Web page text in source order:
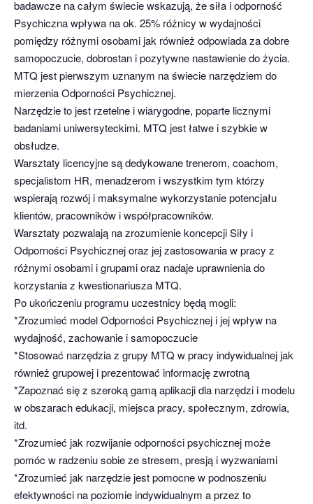
badawcze na całym świecie wskazują, że siła i odporność
Psychiczna wpływa na ok. 25% różnicy w wydajności
pomiędzy różnymi osobami jak również odpowiada za dobre
samopoczucie, dobrostan i pozytywne nastawienie do życia.
MTQ jest pierwszym uznanym na świecie narzędziem do
mierzenia Odporności Psychicznej.
Narzędzie to jest rzetelne i wiarygodne, poparte licznymi
badaniami uniwersyteckimi. MTQ jest łatwe i szybkie w
obsłudze.
Warsztaty licencyjne są dedykowane trenerom, coachom,
specjalistom HR, menadzerom i wszystkim tym którzy
wspierają rozwój i maksymalne wykorzystanie potencjału
klientów, pracowników i współpracowników.
Warsztaty pozwalają na zrozumienie koncepcji Siły i
Odporności Psychicznej oraz jej zastosowania w pracy z
różnymi osobami i grupami oraz nadaje uprawnienia do
korzystania z kwestionariusza MTQ.
Po ukończeniu programu uczestnicy będą mogli:
*Zrozumieć model Odporności Psychicznej i jej wpływ na
wydajność, zachowanie i samopoczucie
*Stosować narzędzia z grupy MTQ w pracy indywidualnej jak
również grupowej i prezentować informację zwrotną
*Zapoznać się z szeroką gamą aplikacji dla narzędzi i modelu
w obszarach edukacji, miejsca pracy, społecznym, zdrowia,
itd.
*Zrozumieć jak rozwijanie odporności psychicznej może
pomóc w radzeniu sobie ze stresem, presją i wyzwaniami
*Zrozumieć jak narzędzie jest pomocne w podnoszeniu
efektywności na poziomie indywidualnym a przez to